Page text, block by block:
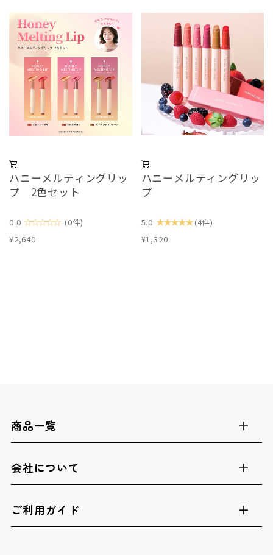
ハニーメルティングリッ
プ 2色セット
0.0 ☆☆☆☆☆ (0件)
¥2,640
ハニーメルティングリッ
プ
5.0 ★★★★★(4件)
¥1,320
商品一覧
会社について
ご利用ガイド